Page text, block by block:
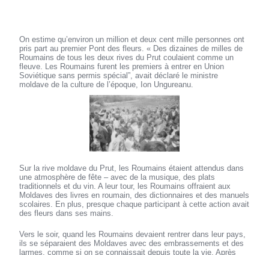
On estime qu’environ un million et deux cent mille personnes ont
pris part au premier Pont des fleurs. « Des dizaines de milles de
Roumains de tous les deux rives du Prut coulaient comme un
fleuve. Les Roumains furent les premiers à entrer en Union
Soviétique sans permis spécial”, avait déclaré le ministre
moldave de la culture de l’époque, Ion Ungureanu.
Sur la rive moldave du Prut, les Roumains étaient attendus dans
une atmosphère de fête – avec de la musique, des plats
traditionnels et du vin. A leur tour, les Roumains offraient aux
Moldaves des livres en roumain, des dictionnaires et des manuels
scolaires. En plus, presque chaque participant à cette action avait
des fleurs dans ses mains.
Vers le soir, quand les Roumains devaient rentrer dans leur pays,
ils se séparaient des Moldaves avec des embrassements et des
larmes, comme si on se connaissait depuis toute la vie. Après